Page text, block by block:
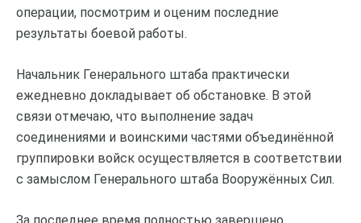
операции, посмотрим и оценим последние
результаты боевой работы.
Начальник Генерального штаба практически
ежедневно докладывает об обстановке. В этой
связи отмечаю, что выполнение задач
соединениями и воинскими частями объединённой
группировки войск осуществляется в соответствии
с замыслом Генерального штаба Вооружённых Сил.